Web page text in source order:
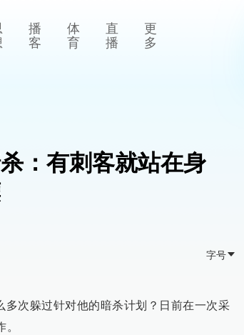
播
客
体
育
直
播
更
多
：有刺客就站在身
字号
多次躲过针对他的暗杀计划？日前在一次采